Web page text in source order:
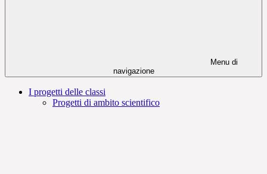
Menu di
navigazione
I progetti delle classi
Progetti di ambito scientifico